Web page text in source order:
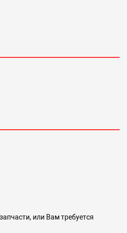
или Вам требуется